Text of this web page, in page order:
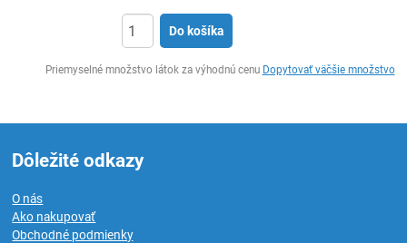
Do košíka
Priemyselné množstvo látok za výhodnú cenu Dopytovať väčšie množstvo
Dôležité odkazy
O nás
Ako nakupovať
Obchodné podmienky